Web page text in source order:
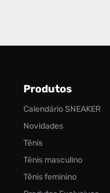
Produtos
Calendário SNEAKER
Novidades
Tênis
Tênis masculino
Tênis feminino